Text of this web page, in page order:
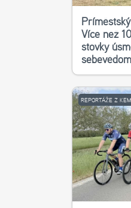
Více než
stovky
REPORTÁŽE Z